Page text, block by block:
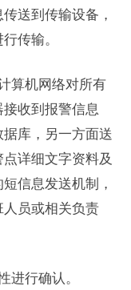
送到传输设备，
传输。
算机网络对所有
收到报警信息
库，另一方面送
详细文字资料及
信息发送机制，
员或相关负责
进行确认。